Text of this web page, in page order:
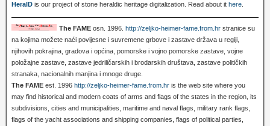
HeralD is our project of stone heraldic heritage digitalization. Read about it here.
The FAME osn. 1996. http://zeljko-heimer-fame.from.hr stranice su
na kojima možete naći povijesne i suvremene grbove i zastave država u regiji,
njihovih pokrajina, gradova i općina, pomorske i vojno pomorske zastave, vojne
položajne zastave, zastave jedriličarskih i brodarskih društava, zastave političkih
stranaka, nacionalnih manjina i mnoge druge.
The FAME est. 1996 http://zeljko-heimer-fame.from.hr is the web site where you
may find historical and modern coats of arms and flags of the states in the region, its
subdivisions, cities and municipalities, maritime and naval flags, military rank flags,
flags of the yacht associations and shipping companies, flags of political parties,